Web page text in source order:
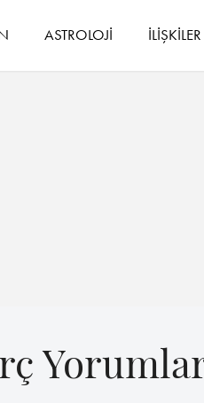
ASTROLOJİ İLİŞKİLER